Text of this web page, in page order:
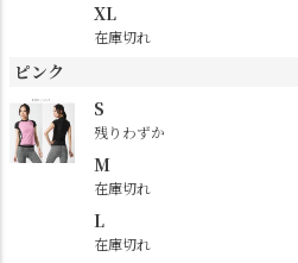
XL
在庫切れ
ピンク
S
残りわずか
M
在庫切れ
L
在庫切れ